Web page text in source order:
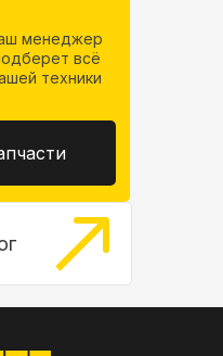
менеджер
всё
техники